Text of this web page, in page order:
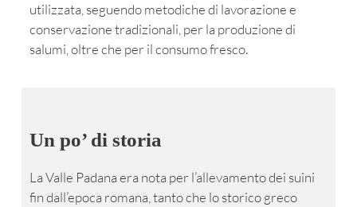
utilizzata, seguendo metodiche di lavorazione e
conservazione tradizionali, per la produzione di
salumi, oltre che per il consumo fresco.
Un po’ di storia
La Valle Padana era nota per l’allevamento dei suini
fin dall’epoca romana, tanto che lo storico greco